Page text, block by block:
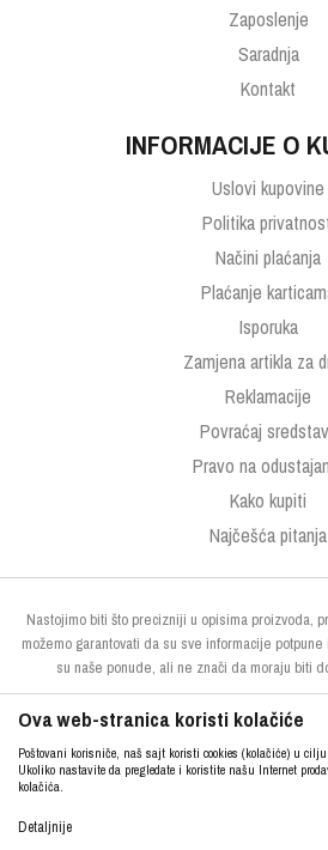
Zaposlenje
Saradnja
Kontakt
INFORMACIJE O
Uslovi kupovine
Politika
Načini plaćanja
Plaćanje
Isporuka
Zamjena artikla za
Reklamacije
Povraćaj
Pravo na
Kako kupiti
Najčešća pitanja
Nastojimo biti što precizniji u opisima proizvoda,
možemo garantovati da su sve informacije
su naše ponude, ali ne znači da moraju biti
©2026
Ova web-stranica koristi kolačiće
Poštovani korisniče, naš sajt koristi cookies (kolačiće) u
Ukoliko nastavite da pregledate i koristite našu Internet
kolačića.
Detaljnije